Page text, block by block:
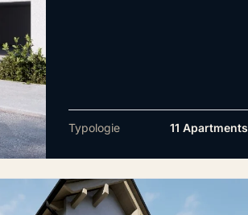
Typologie 11 Apartments